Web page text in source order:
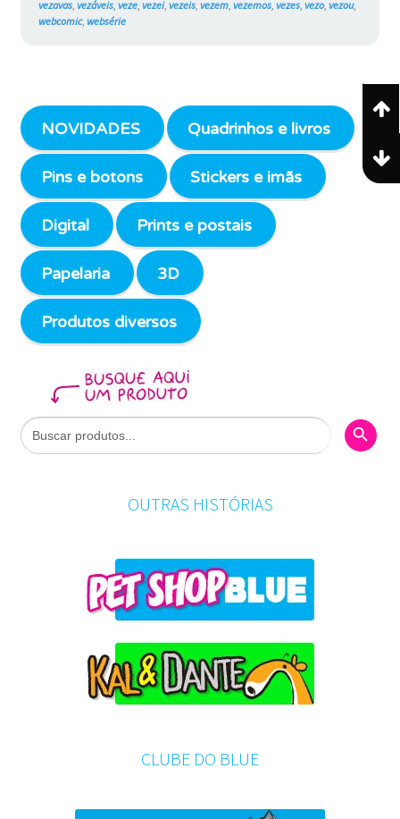
vezavas, vezáveis, veze, vezei, vezeis, vezem, vezemos, vezes, vezo, vezou,
webcomic, websérie
NOVIDADES Quadrinhos e livros
Pins e botons Stickers e imãs
Digital Prints e postais
Papelaria 3D
Produtos diversos
Search
for:
Search
OUTRAS HISTÓRIAS
CLUBE DO BLUE